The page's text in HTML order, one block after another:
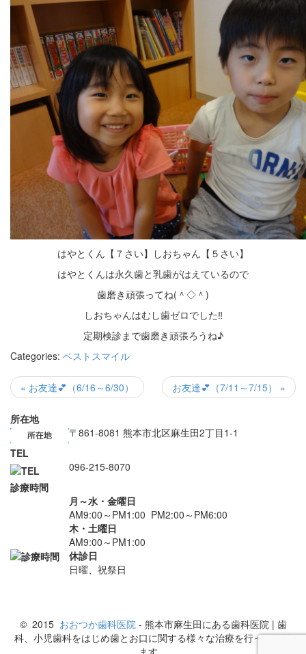
はやとくん【７さい】しおちゃん【５さい】
はやとくんは永久歯と乳歯がはえているので
歯磨き頑張ってね(＾◇＾)
しおちゃんはむし歯ゼロでした‼
定期検診まで歯磨き頑張ろうね♪
Categories: ベストスマイル
« お友達💕（6/16～6/30） お友達💕（7/11～7/15） »
所在地
〒861-8081 熊本市北区麻生田2丁目1-1
TEL
096-215-8070
診療時間
月～水・金曜日
AM9:00～PM1:00 PM2:00～PM6:00
木・土曜日
AM9:00～PM1:00
休診日
日曜、祝祭日
© 2015 おおつか歯科医院 - 熊本市麻生田にある歯科医院 | 歯
科、小児歯科をはじめ歯とお口に関する様々な治療を行っており
ます。